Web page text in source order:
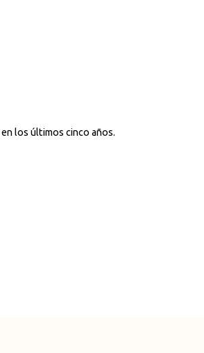
los últimos cinco años.